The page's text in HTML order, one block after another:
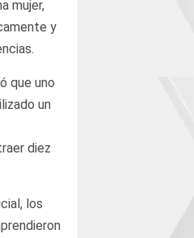
mujer,
y
que uno
un
diez
los